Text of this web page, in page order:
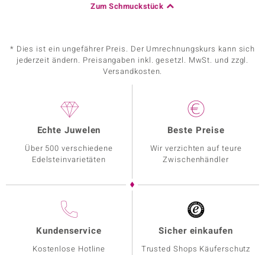
Zum Schmuckstück
* Dies ist ein ungefährer Preis. Der Umrechnungskurs kann sich
jederzeit ändern. Preisangaben inkl. gesetzl. MwSt. und zzgl.
Versandkosten.
Echte Juwelen
Über 500 verschiedene
Edelsteinvarietäten
Beste Preise
Wir verzichten auf teure
Zwischenhändler
Kundenservice
Kostenlose Hotline
Sicher einkaufen
Trusted Shops Käuferschutz